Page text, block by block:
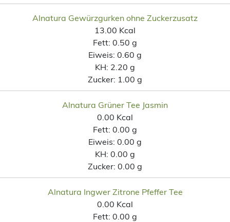
Alnatura Gewürzgurken ohne Zuckerzusatz
13.00 Kcal
Fett: 0.50 g
Eiweis: 0.60 g
KH: 2.20 g
Zucker: 1.00 g
Alnatura Grüner Tee Jasmin
0.00 Kcal
Fett: 0.00 g
Eiweis: 0.00 g
KH: 0.00 g
Zucker: 0.00 g
Alnatura Ingwer Zitrone Pfeffer Tee
0.00 Kcal
Fett: 0.00 g